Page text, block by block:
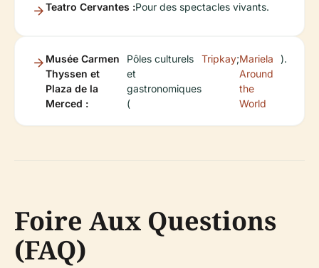
Teatro Cervantes :Pour des spectacles vivants.
Musée Carmen
Thyssen et
Plaza de la
Merced :
Pôles culturels
et
gastronomiques
(
Tripkay;Mariela
Around
the
World
).
Foire Aux Questions
(FAQ)